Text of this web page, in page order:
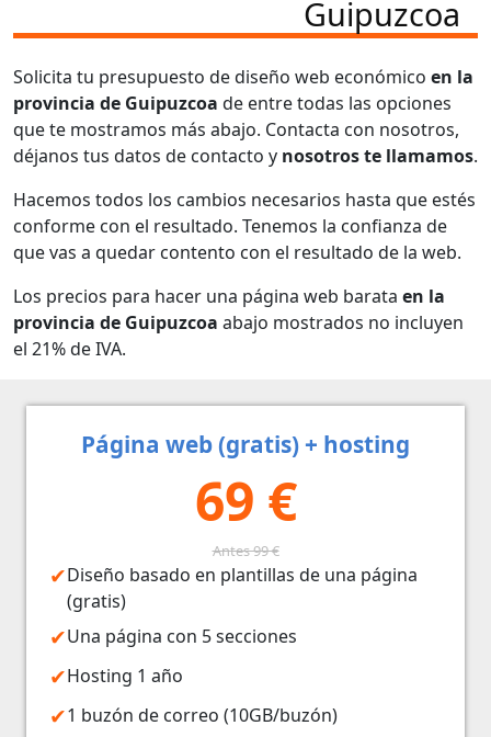
Guipuzcoa
Solicita tu presupuesto de diseño web económico en la
provincia de Guipuzcoa de entre todas las opciones
que te mostramos más abajo. Contacta con nosotros,
déjanos tus datos de contacto y nosotros te llamamos.
Hacemos todos los cambios necesarios hasta que estés
conforme con el resultado. Tenemos la confianza de
que vas a quedar contento con el resultado de la web.
Los precios para hacer una página web barata en la
provincia de Guipuzcoa abajo mostrados no incluyen
el 21% de IVA.
Página web (gratis) + hosting
69 €
Antes 99 €
Diseño basado en plantillas de una página
(gratis)
Una página con 5 secciones
Hosting 1 año
1 buzón de correo (10GB/buzón)